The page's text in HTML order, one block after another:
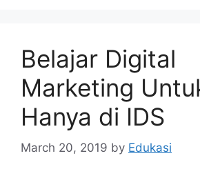
Belajar Digital
Marketing
Hanya di IDS
March 20, 2019 by Edukasi